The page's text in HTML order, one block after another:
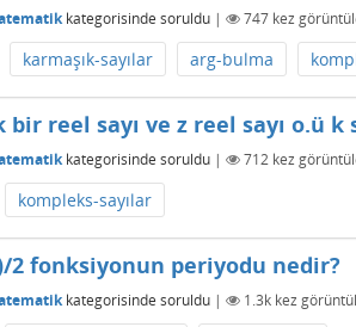
kategorisinde soruldu | 747 kez
karmaşık-sayılar arg-bulma
bir reel sayı ve z reel sayı o.ü k
kategorisinde soruldu | 712 kez
kompleks-sayılar
2 fonksiyonun periyodu nedir?
kategorisinde soruldu | 1.3k kez